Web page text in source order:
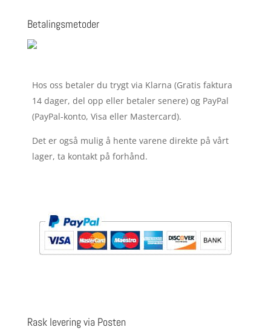
Betalingsmetoder
Hos oss betaler du trygt via Klarna (Gratis faktura
14 dager, del opp eller betaler senere) og PayPal
(PayPal-konto, Visa eller Mastercard).
Det er også mulig å hente varene direkte på vårt
lager, ta kontakt på forhånd.
Rask levering via Posten